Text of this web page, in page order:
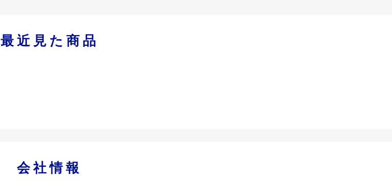
最近見た商品
会社情報